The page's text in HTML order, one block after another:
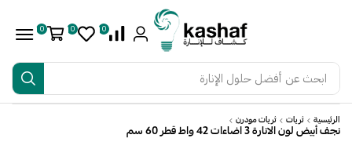
ابحث عن أفضل حلول الإنارة
0
0
0
الرئيسية ثريات ثريات مودرن
نجف أبيض لون الانارة 3 اضاءات 42 واط قطر 60 سم